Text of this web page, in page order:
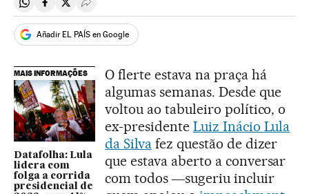
Compartir en Whatsapp
Compartir en Facebook
Compartir en Twitter
Desplegar Redes Sociales
Añadir EL PAÍS en Google
MAIS INFORMAÇÕES
Datafolha: Lula
lidera com
folga a corrida
presidencial de
O flerte estava na praça há
algumas semanas. Desde que
voltou ao tabuleiro político, o
ex-presidente Luiz Inácio Lula
da Silvafez questão de dizer
que estava aberto a conversar
com todos ―sugeriu incluir